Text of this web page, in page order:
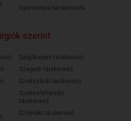
Gyermekes társkeresők
szerint
Salgótarjáni társkereső
Szegedi társkereső
Szekszárdi társkereső
Székesfehérvári
társkereső
Szolnoki társkereső